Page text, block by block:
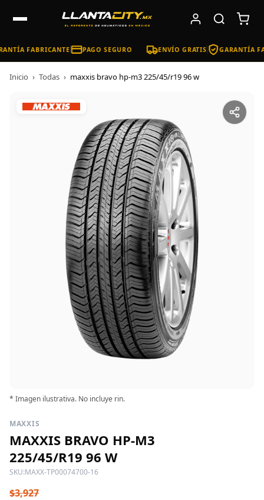
FABRICANTE PAGO SEGURO ENVÍO GRATIS GARANTÍA
Inicio › Todas › maxxis bravo hp-m3 225/45/r19 96 w
* Imagen ilustrativa. No incluye rin.
MAXXIS
MAXXIS BRAVO HP-M3
225/45/R19 96 W
SKU:MAXX-TP00074700-16
$3,927